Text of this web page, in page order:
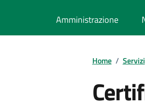
Amministrazione
Home / Servizi